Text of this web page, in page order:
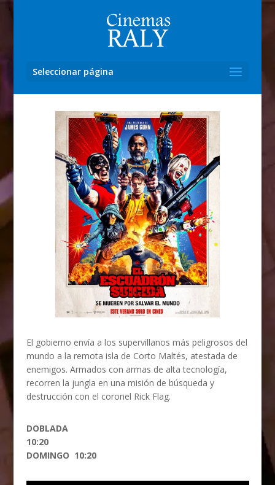
Seleccionar página
El gobierno envía a los supervillanos más peligrosos del
mundo a la remota isla de Corto Maltés, atestada de
enemigos. Armados con armas de alta tecnología,
recorren la jungla en una misión de búsqueda y
destrucción con el coronel Rick Flag.
DOBLADA
10:20
DOMINGO 10:20